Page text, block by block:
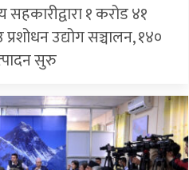
१ करोड ४१
उद्योग सञ्चालन, १४०
सुरु